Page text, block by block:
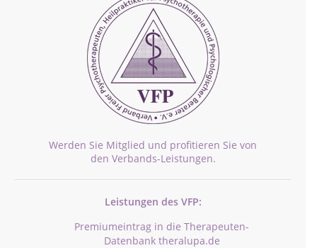
Werden Sie Mitglied und profitieren Sie von
den Verbands-Leistungen.
Leistungen des VFP:
Premiumeintrag in die Therapeuten-
Datenbank theralupa.de